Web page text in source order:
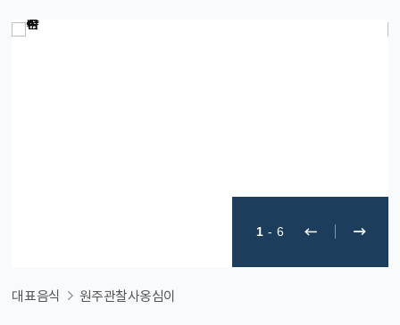
1 - 6
대표음식 원주관찰사옹심이